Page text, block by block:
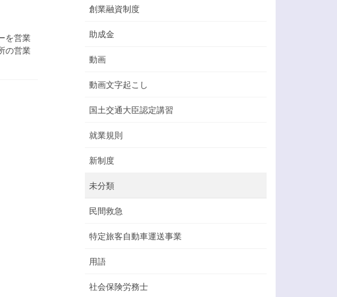
を営業
の営業
創業融資制度
助成金
動画
動画文字起こし
国土交通大臣認定講習
就業規則
新制度
未分類
民間救急
特定旅客自動車運送事業
用語
社会保険労務士